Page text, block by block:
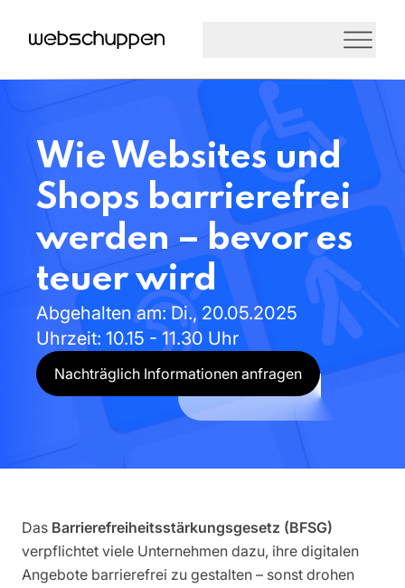
Wie Websites und
Shops barrierefrei
werden – bevores
teuerwird
Abgehaltenam:Di., 20.05.2025
Uhrzeit: 10.15 -11.30 Uhr
Nachträglich Informationen anfragen
Das Barrierefreiheitsstärkungsgesetz (BFSG)
verpflichtet viele Unternehmen dazu, ihre digitalen
Angebote barrierefrei zu gestalten – sonst drohen